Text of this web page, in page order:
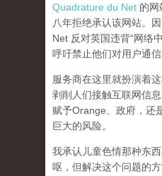
Quadrature du Net 的网
八年拒绝承认该网站。
Net 反对英国违背“网络
呼吁禁止他们对用户通信
服务商在这里就扮演着
剥削人们接触互联网信
赋予Orange、政府，还
巨大的风险。
我承认儿童色情那种东
呕，但解决这个问题的